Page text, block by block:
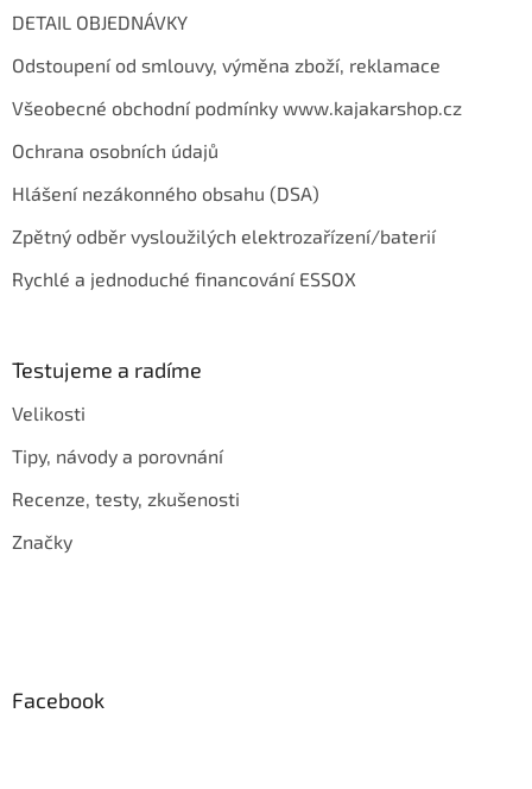
DETAIL OBJEDNÁVKY
Odstoupení od smlouvy, výměna zboží, reklamace
Všeobecné obchodní podmínky www.kajakarshop.cz
Ochrana osobních údajů
Hlášení nezákonného obsahu (DSA)
Zpětný odběr vysloužilých elektrozařízení/baterií
Rychlé a jednoduché financování ESSOX
Testujeme a radíme
Velikosti
Tipy, návody a porovnání
Recenze, testy, zkušenosti
Značky
Facebook